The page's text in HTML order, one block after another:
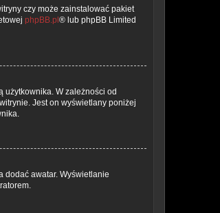
czy może zainstalować pakiet
phpBB.pl ® lub phpBB Limited
użytkownika. W zależności od
Jest on wyświetlany poniżej
dodać awatar. Wyświetlanie